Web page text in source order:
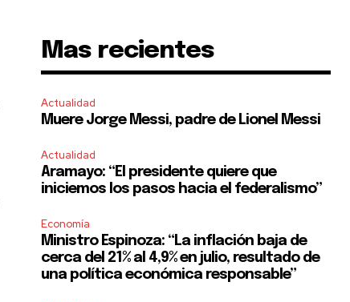
Mas recientes
Actualidad
Muere Jorge Messi, padre de Lionel Messi
Actualidad
Aramayo: “El presidente quiere que
iniciemos los pasos hacia el federalismo”
Economía
Ministro Espinoza: “La inflación baja de
cerca del 21% al 4,9% en julio, resultado de
una política económica responsable”